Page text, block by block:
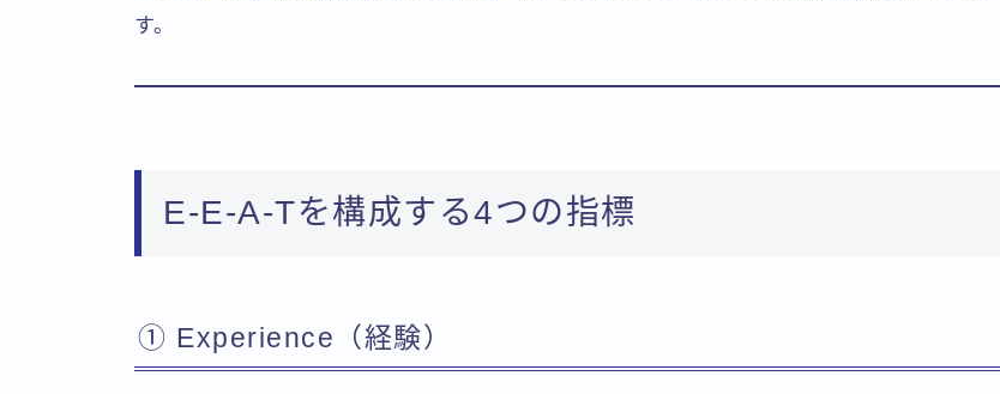
す。
E-E-A-Tを構成する4つの指標
① Experience（経験）